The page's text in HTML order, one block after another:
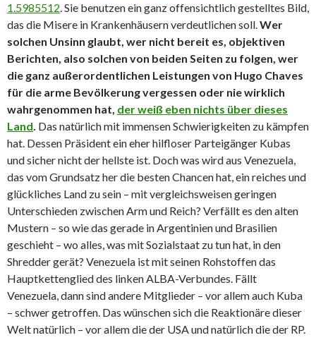
1.5985512. Sie benutzen ein ganz offensichtlich gestelltes Bild,
das die Misere in Krankenhäusern verdeutlichen soll.Wer
solchen Unsinn glaubt, wer nicht bereit es, objektiven
Berichten, also solchen von beiden Seiten zu folgen, wer
die ganz außerordentlichen Leistungen von Hugo Chaves
für die arme Bevölkerung vergessen oder nie wirklich
wahrgenommen hat, der weiß eben nichts über dieses
Land. Das natürlich mit immensen Schwierigkeiten zu kämpfen
hat. Dessen Präsident ein eher hilfloser Parteigänger Kubas
und sicher nicht der hellste ist. Doch was wird aus Venezuela,
das vom Grundsatz her die besten Chancen hat, ein reiches und
glückliches Land zu sein – mit vergleichsweisen geringen
Unterschieden zwischen Arm und Reich? Verfällt es den alten
Mustern – so wie das gerade in Argentinien und Brasilien
geschieht – wo alles, was mit Sozialstaat zu tun hat, in den
Shredder gerät? Venezuela ist mit seinen Rohstoffen das
Hauptkettenglied des linken ALBA-Verbundes. Fällt
Venezuela, dann sind andere Mitglieder – vor allem auch Kuba
– schwer getroffen. Das wünschen sich die Reaktionäre dieser
Welt natürlich – vor allem die der USA und natürlich die der RP.